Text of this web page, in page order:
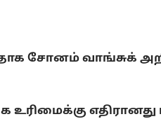
சோனம் வாங்சுக்
உரிமைக்கு எதிரானது